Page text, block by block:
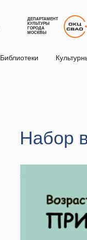
ДЕПАРТАМЕНТ
КУЛЬТУРЫ
ГОРОДА
МОСКВЫ
Библиотеки
Набор